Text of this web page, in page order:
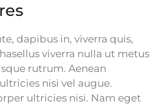
dapibus in, viverra quis,
viverra nulla ut metus
rutrum. Aenean
nisi vel augue.
ultricies nisi. Nam eget